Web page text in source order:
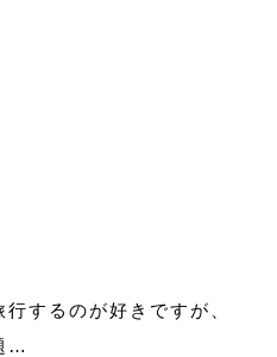
するのが好きですが、
…